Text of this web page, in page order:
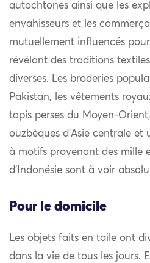
autochtones ainsi que les
envahisseurs et les
mutuellement influencés
révélant des traditions
diverses. Les broderies
Pakistan, les vêtements
tapis perses du Moyen-
ouzbèques d’Asie centrale et
à motifs provenant des mille
d’Indonésie sont à voir
Pour le domicile
Les objets faits en toile ont
dans la vie de tous les jours.